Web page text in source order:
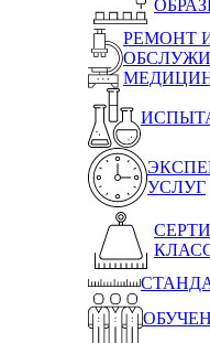
РЕМОНТ
УСЛУГ